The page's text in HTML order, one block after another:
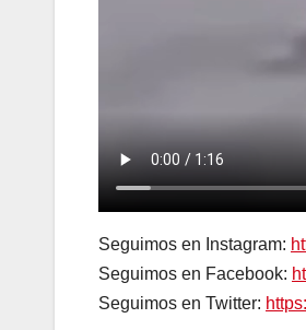
Seguimos en Instagram:
Seguimos en Facebook:
Seguimos en Twitter: